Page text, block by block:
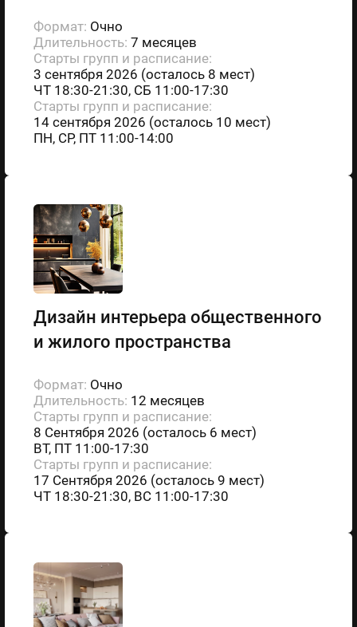
Формат: Очно
Длительность: 7 месяцев
Старты групп и расписание:
3 сентября 2026 (осталось 8 мест)
ЧТ 18:30-21:30, СБ 11:00-17:30
Старты групп и расписание:
14 сентября 2026 (осталось 10 мест)
ПН, СР, ПТ 11:00-14:00
Дизайн интерьера общественного
и жилого пространства
Формат: Очно
Длительность: 12 месяцев
Старты групп и расписание:
8 Сентября 2026 (осталось 6 мест)
ВТ, ПТ 11:00-17:30
Старты групп и расписание:
17 Сентября 2026 (осталось 9 мест)
ЧТ 18:30-21:30, ВС 11:00-17:30